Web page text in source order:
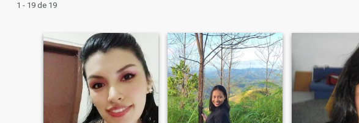
1 - 19 de 19